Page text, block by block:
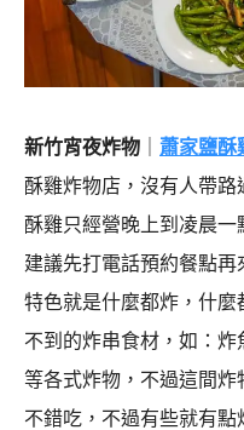
新竹宵夜炸物 蕭家鹽酥
酥雞炸物店，沒有人帶
酥雞只經營晚上到凌晨一
建議先打電話預約餐點
特色就是什麼都炸，什
不到的炸串食材，如：
等各式炸物，不過這間
不錯吃，不過有些就有